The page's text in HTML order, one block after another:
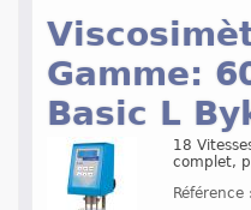
Gamme:
Basic L
18
complet,